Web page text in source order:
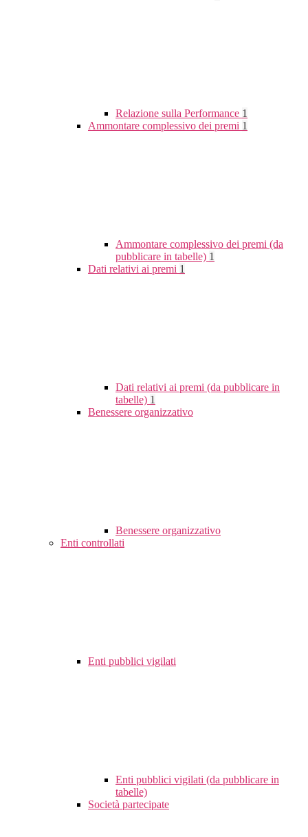
Relazione sulla Performance 1
Ammontare complessivo dei premi 1
Ammontare complessivo dei premi (da
pubblicare in tabelle) 1
Dati relativi ai premi 1
Dati relativi ai premi (da pubblicare in
tabelle) 1
Benessere organizzativo
Benessere organizzativo
Enti controllati
Enti pubblici vigilati
Enti pubblici vigilati (da pubblicare in
tabelle)
Società partecipate